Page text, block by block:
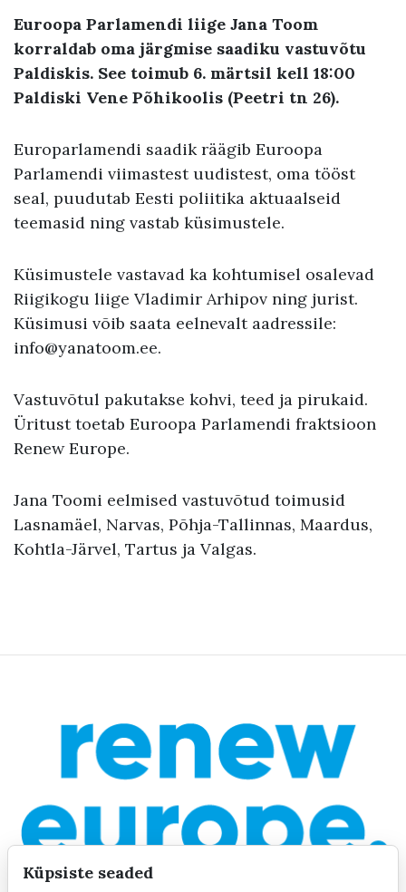
Euroopa Parlamendi liige Jana Toom
korraldab oma järgmise saadiku vastuvõtu
Paldiskis. See toimub 6. märtsil kell 18:00
Paldiski Vene Põhikoolis (Peetri tn 26).
Europarlamendi saadik räägib Euroopa
Parlamendi viimastest uudistest, oma tööst
seal, puudutab Eesti poliitika aktuaalseid
teemasid ning vastab küsimustele.
Küsimustele vastavad ka kohtumisel osalevad
Riigikogu liige Vladimir Arhipov ning jurist.
Küsimusi võib saata eelnevalt aadressile:
info@yanatoom.ee.
Vastuvõtul pakutakse kohvi, teed ja pirukaid.
Üritust toetab Euroopa Parlamendi fraktsioon
Renew Europe.
Jana Toomi eelmised vastuvõtud toimusid
Lasnamäel, Narvas, Põhja-Tallinnas, Maardus,
Kohtla-Järvel, Tartus ja Valgas.
Küpsiste seaded